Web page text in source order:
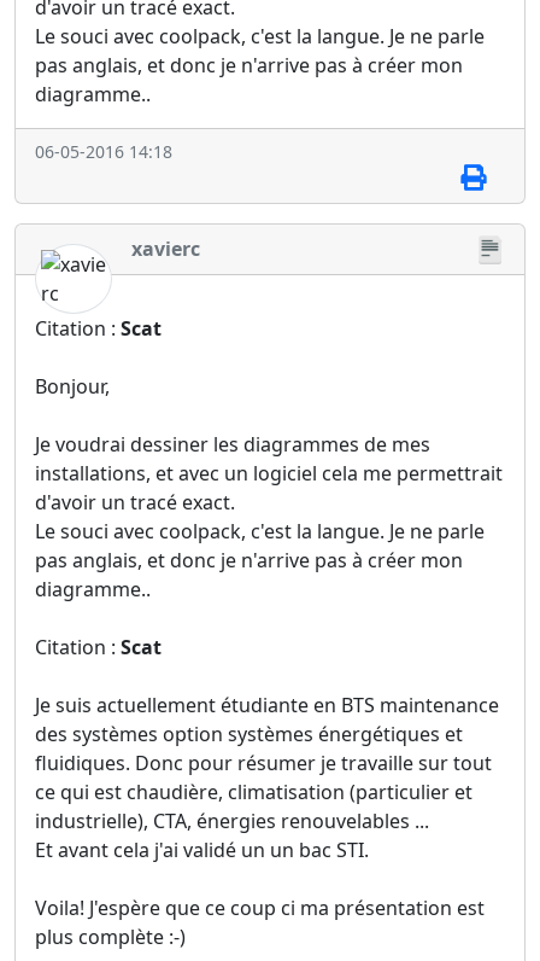
d'avoir un tracé exact.
Le souci avec coolpack, c'est la langue. Je ne parle
pas anglais, et donc je n'arrive pas à créer mon
diagramme..
06-05-2016 14:18
xavierc
Citation : Scat
Bonjour,
Je voudrai dessiner les diagrammes de mes
installations, et avec un logiciel cela me permettrait
d'avoir un tracé exact.
Le souci avec coolpack, c'est la langue. Je ne parle
pas anglais, et donc je n'arrive pas à créer mon
diagramme..
Citation : Scat
Je suis actuellement étudiante en BTS maintenance
des systèmes option systèmes énergétiques et
fluidiques. Donc pour résumer je travaille sur tout
ce qui est chaudière, climatisation (particulier et
industrielle), CTA, énergies renouvelables ...
Et avant cela j'ai validé un un bac STI.
Voila! J'espère que ce coup ci ma présentation est
plus complète :-)